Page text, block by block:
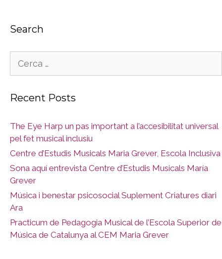
Search
Recent Posts
The Eye Harp un pas important a l’accesibilitat universal
pel fet musical inclusiu
Centre d’Estudis Musicals Maria Grever, Escola Inclusiva
Sona aquí entrevista Centre d’Estudis Musicals María
Grever
Música i benestar psicosocial Suplement Criatures diari
Ara
Practicum de Pedagogia Musical de l’Escola Superior de
Música de Catalunya al CEM Maria Grever